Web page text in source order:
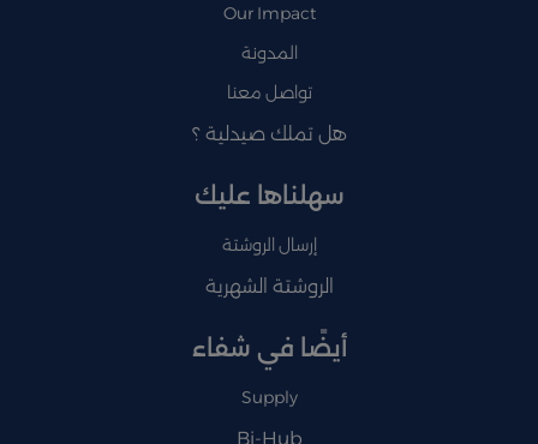
Our Impact
المدونة
تواصل معنا
هل تملك صيدلية ؟
سهلناها عليك
إرسال الروشتة
الروشتة الشهرية
أيضًا في شفاء
Supply
Bi-Hub